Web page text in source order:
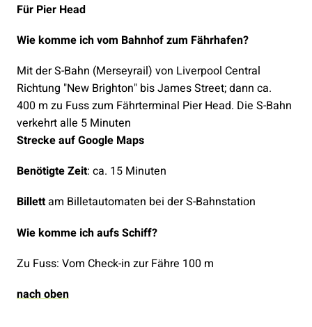
Für Pier Head
Wie komme ich vom Bahnhof zum Fährhafen?
Mit der S-Bahn (Merseyrail) von Liverpool Central
Richtung "New Brighton" bis James Street; dann ca.
400 m zu Fuss zum Fährterminal Pier Head. Die S-Bahn
verkehrt alle 5 Minuten
Strecke auf Google Maps
Benötigte Zeit: ca. 15 Minuten
Billettam Billetautomaten bei der S-Bahnstation
Wie komme ich aufs Schiff?
Zu Fuss: Vom Check-in zur Fähre 100 m
nach oben